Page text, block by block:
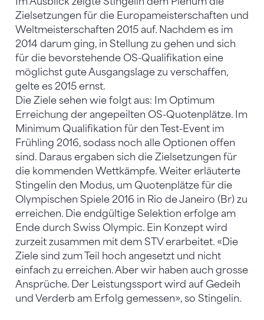
Zielsetzungen für die Europameisterschaften und
Weltmeisterschaften 2015 auf. Nachdem es im
2014 darum ging, in Stellung zu gehen und sich
für die bevorstehende OS-Qualifikation eine
möglichst gute Ausgangslage zu verschaffen,
gelte es 2015 ernst.
Die Ziele sehen wie folgt aus: Im Optimum
Erreichung der angepeilten OS-Quotenplätze. Im
Minimum Qualifikation für den Test-Event im
Frühling 2016, sodass noch alle Optionen offen
sind. Daraus ergaben sich die Zielsetzungen für
die kommenden Wettkämpfe. Weiter erläuterte
Stingelin den Modus, um Quotenplätze für die
Olympischen Spiele 2016 in Rio de Janeiro (Br) zu
erreichen. Die endgültige Selektion erfolge am
Ende durch Swiss Olympic. Ein Konzept wird
zurzeit zusammen mit dem STV erarbeitet. «Die
Ziele sind zum Teil hoch angesetzt und nicht
einfach zu erreichen. Aber wir haben auch grosse
Ansprüche. Der Leistungssport wird auf Gedeih
und Verderb am Erfolg gemessen», so Stingelin.